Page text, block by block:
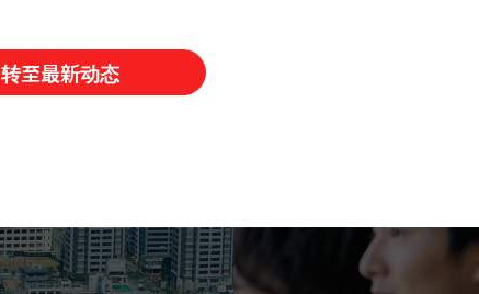
转至最新动态